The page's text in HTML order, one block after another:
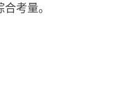
考量。